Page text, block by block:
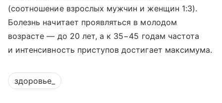
(соотношение взрослых мужчин и женщин 1:3).
Болезнь начитает проявляться в молодом
возрасте — до 20 лет, а к 35−45 годам частота
и интенсивность приступов достигает максимума.
здоровье_